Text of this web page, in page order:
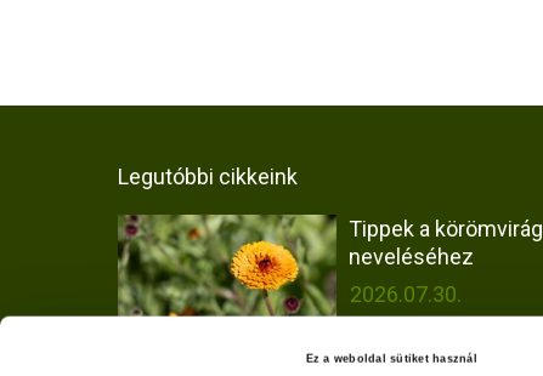
Ez a weboldal sütiket használ
Legutóbbi cikkeink
Tippek a körömvirág
neveléséhez
2026.07.30.